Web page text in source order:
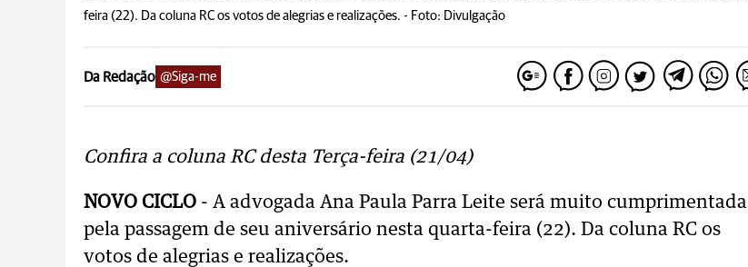
feira (22). Da coluna RC os votos de alegrias e realizações. - Foto: Divulgação
Da Redação @Siga-me
Confira a coluna RC desta Terça-feira (21/04)
NOVO CICLO - A advogada Ana Paula Parra Leite será muito cumprimentada
pela passagem de seu aniversário nesta quarta-feira (22). Da coluna RC os
votos de alegrias e realizações.